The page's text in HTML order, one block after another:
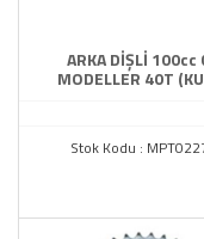
ARKA DİŞLİ 100cc
MODELLER 40T
Stok Kodu :